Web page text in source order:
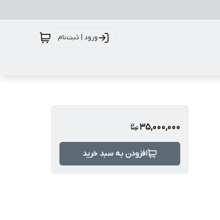
ورود | ثبت‌نام
35,000,000
افزودن به سبد خرید